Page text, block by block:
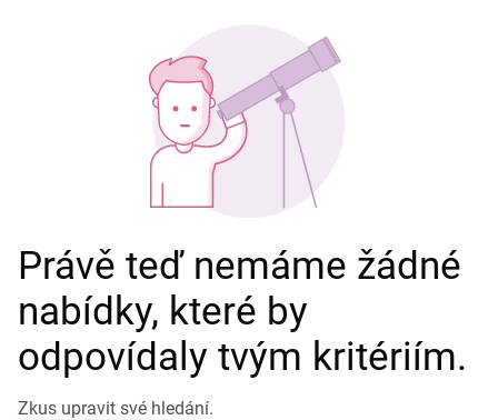
Právě teď nemáme žádné
nabídky, které by
odpovídaly tvým kritériím.
Zkus upravit své hledání.